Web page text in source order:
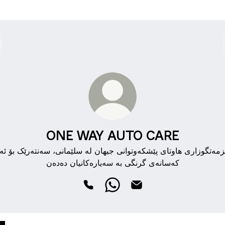
ONE WAY AUTO CARE
هاوتای پێشکەوتوانی جیهان لە سلێمانی، سەنتەرێک بۆ
کەسانەی گرنگی بە سەیارەکانیان دەدەن